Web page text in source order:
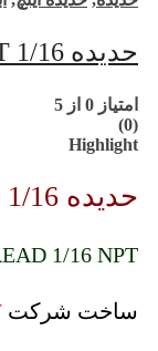
حدیده 1/16 NPT
امتیاز 0 از 5
(0)
Highlight
حدیده 1/16 NPT
1/16 NPT
ساخت شرکت